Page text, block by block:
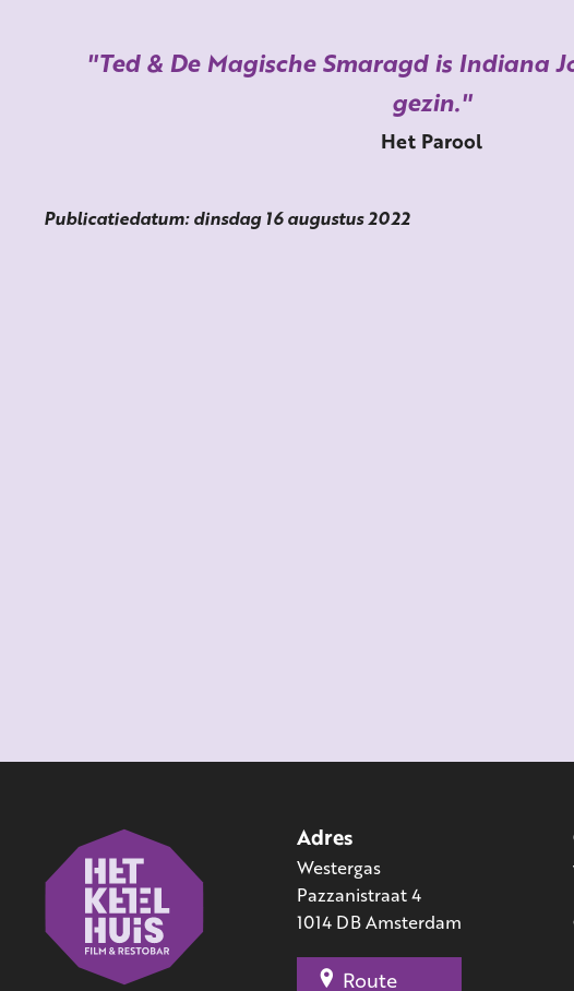
Ted & De Magische Smaragd is Indiana
gezin.
Het Parool
Publicatiedatum: dinsdag 16 augustus 2022
Adres
Westergas
Pazzanistraat 4
1014 DB Amsterdam
Route